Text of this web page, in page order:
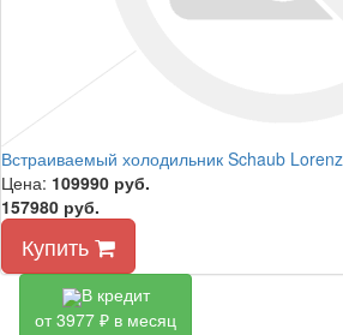
Встраиваемый холодильник Schaub
Цена: 109990 руб.
157980 руб.
Купить
В кредит
от 3977 ₽ в месяц